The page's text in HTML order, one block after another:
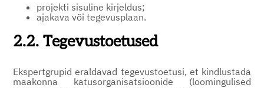
projekti sisuline kirjeldus;
ajakava või tegevusplaan.
2.2. Tegevustoetused
Ekspertgrupid eraldavad tegevustoetusi, et kindlustada
maakonna katusorganisatsioonide (loomingulised